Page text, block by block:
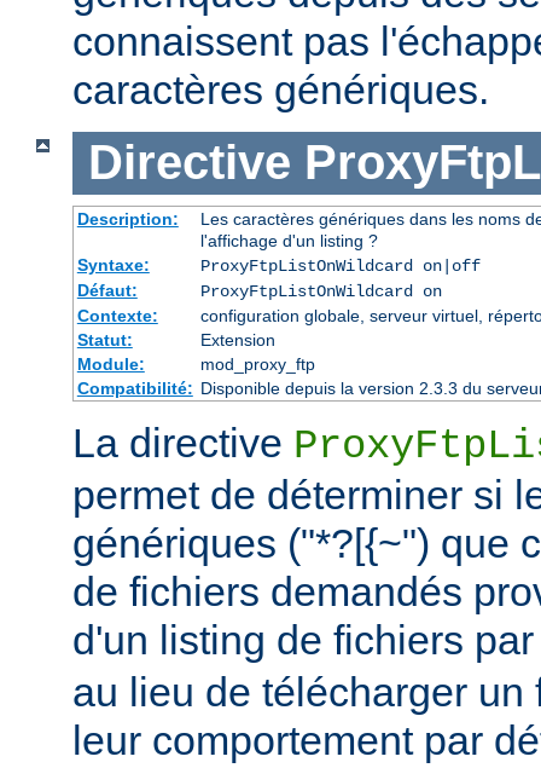
connaissent pas
caractères génériques.
Directive
Description:
Les caractères génériques dans les noms
l'affichage d'un listing ?
Syntaxe:
ProxyFtpListOnWildcard on|off
Défaut:
ProxyFtpListOnWildcard on
Contexte:
configuration globale, serveur virtuel,
Statut:
Extension
Module:
mod_proxy_ftp
Compatibilité: Disponible depuis la version 2.3.3 du
La directive
permet de déterminer si
génériques ("*?[{~") que
de fichiers demandés
d'un listing de fichiers
au lieu de télécharger un
leur comportement par